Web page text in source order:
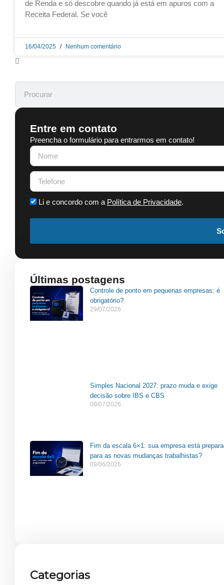
de Renda e só descobre quando já está em apuros com a
Receita Federal. Se você
16/04/2025 Nenhum comentário
Entre em contato
Preencha o formulário para entrarmos em contato!
Li e concordo com a Política de Privacidade.
Últimas postagens
Controle de ponto em pequenas empresas: é
obrigatório?
29/07/2026
Simples Nacional 2027: prazo muda e exige
decisão sobre IBS e CBS
09/07/2026
Fim da escala 6×1: sua empresa está
para as novas mudanças trabalhistas?
09/06/2026
Categorias